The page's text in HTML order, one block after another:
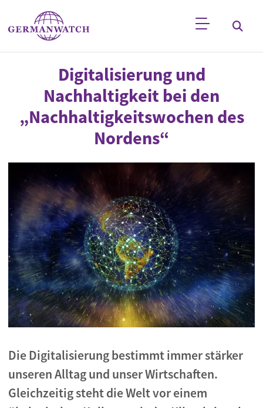
Direkt zum Inhalt
Stichwortsuche
Digitalisierung und
Nachhaltigkeit bei den
„Nachhaltigkeitswochen des
Nordens“
Die Digitalisierung bestimmt immer stärker
unseren Alltag und unser Wirtschaften.
Gleichzeitig steht die Welt vor einem